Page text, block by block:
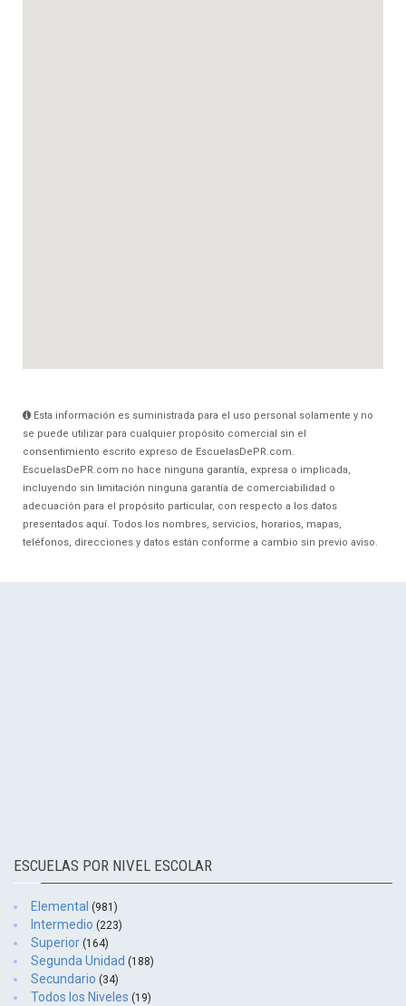
Esta información es suministrada para el uso personal solamente y no
se puede utilizar para cualquier propósito comercial sin el
consentimiento escrito expreso de EscuelasDePR.com.
EscuelasDePR.com no hace ninguna garantía, expresa o implicada,
incluyendo sin limitación ninguna garantía de comerciabilidad o
adecuación para el propósito particular, con respecto a los datos
presentados aquí. Todos los nombres, servicios, horarios, mapas,
teléfonos, direcciones y datos están conforme a cambio sin previo aviso.
ESCUELAS POR NIVEL ESCOLAR
Elemental (981)
Intermedio (223)
Superior (164)
Segunda Unidad (188)
Secundario (34)
Todos los Niveles (19)